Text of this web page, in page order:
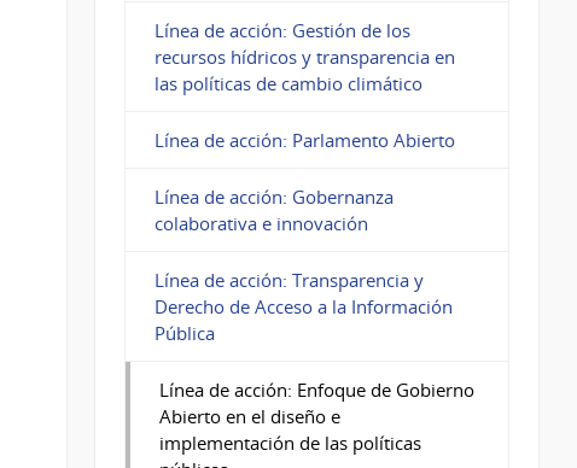
Línea de acción: Gestión de los
recursos hídricos y transparencia en
las políticas de cambio climático
Línea de acción: Parlamento Abierto
Línea de acción: Gobernanza
colaborativa e innovación
Línea de acción: Transparencia y
Derecho de Acceso a la Información
Pública
Línea de acción: Enfoque de Gobierno
Abierto en el diseño e
implementación de las políticas